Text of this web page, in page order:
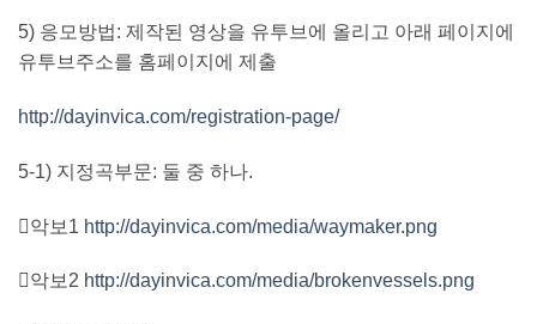
5) 응모방법: 제작된 영상을 유투브에 올리고 아래 페이지에
유투브주소를 홈페이지에 제출
http://dayinvica.com/registration-page/
5-1) 지정곡부문: 둘 중 하나.
악보 1 http://dayinvica.com/media/waymaker.png
악보 2 http://dayinvica.com/media/brokenvessels.png